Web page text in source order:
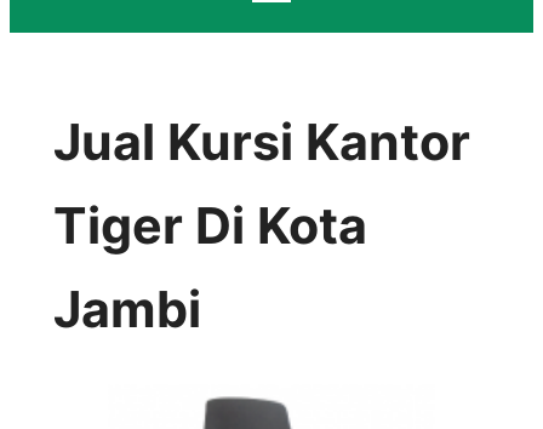
c
Jual Kursi Kantor
Tiger Di Kota
Jambi